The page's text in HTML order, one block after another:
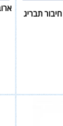
תבריג